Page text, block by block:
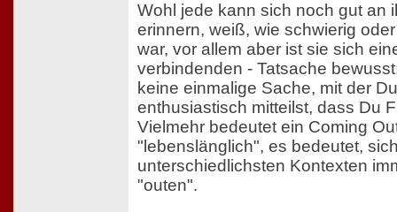
Wohl jede kann sich noch gut an
erinnern, weiß, wie schwierig
war, vor allem aber ist sie sich
verbindenden - Tatsache
keine einmalige Sache, mit der
enthusiastisch mitteilst, dass Du
Vielmehr bedeutet ein Coming
"lebenslänglich", es bedeutet,
unterschiedlichsten Kontexten
"outen".